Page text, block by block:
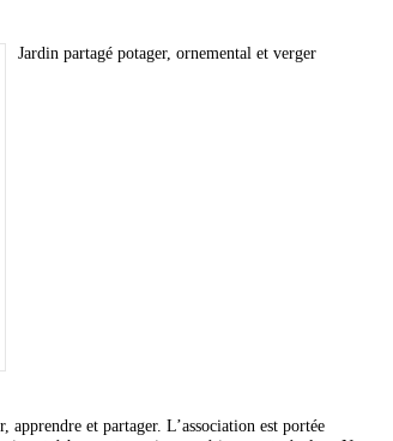
Jardin partagé potager, ornemental et verger
et partager. L’association est portée